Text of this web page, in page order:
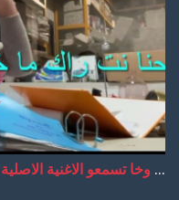
من دبا غادي تبقاو تسمعو ترجمة ديالي وخا تسمعو الاغنية الاصلية ??حفضو كلامي وتلقو الاصلية من بعد